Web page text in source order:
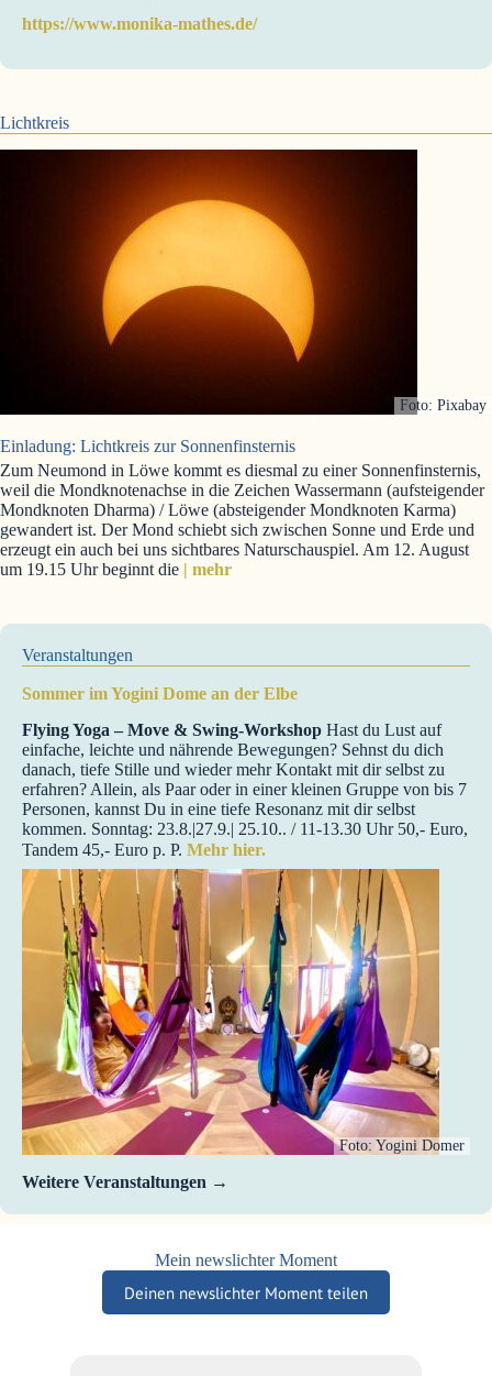
https://www.monika-mathes.de/
Lichtkreis
Foto: Pixabay
Einladung: Lichtkreis zur Sonnenfinsternis
Zum Neumond in Löwe kommt es diesmal zu einer Sonnenfinsternis,
weil die Mondknotenachse in die Zeichen Wassermann (aufsteigender
Mondknoten Dharma) / Löwe (absteigender Mondknoten Karma)
gewandert ist. Der Mond schiebt sich zwischen Sonne und Erde und
erzeugt ein auch bei uns sichtbares Naturschauspiel. Am 12. August
um 19.15 Uhr beginnt die
| mehr
Veranstaltungen
Sommer im Yogini Dome an der Elbe
Flying Yoga – Move & Swing-Workshop Hast du Lust auf
einfache, leichte und nährende Bewegungen? Sehnst du dich
danach, tiefe Stille und wieder mehr Kontakt mit dir selbst zu
erfahren? Allein, als Paar oder in einer kleinen Gruppe von bis 7
Personen, kannst Du in eine tiefe Resonanz mit dir selbst
kommen. Sonntag: 23.8.|27.9.| 25.10.. / 11-13.30 Uhr 50,- Euro,
Tandem 45,- Euro p. P. Mehr hier.
Foto: Yogini Domer
Weitere Veranstaltungen
Mein newslichter Moment
Deinen newslichter Moment teilen